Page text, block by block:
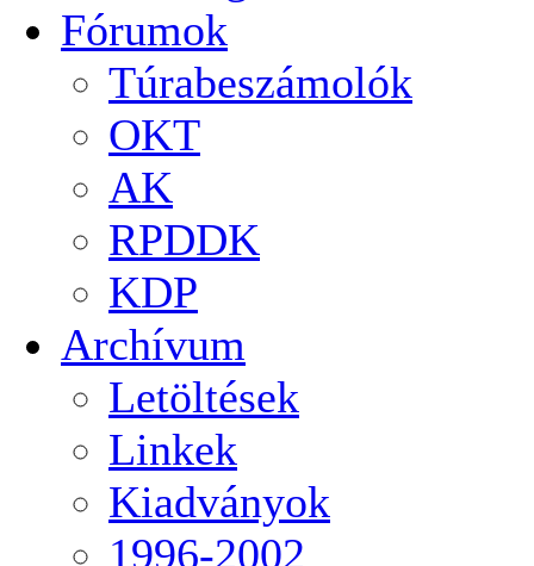
Fórumok
Túrabeszámolók
OKT
AK
RPDDK
KDP
Archívum
Letöltések
Linkek
Kiadványok
1996-2002